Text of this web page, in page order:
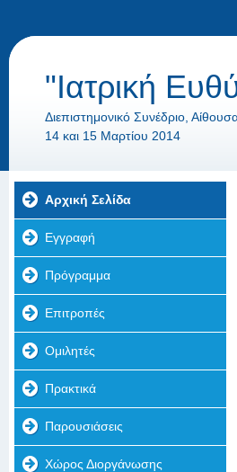
"Ιατρική
Διεπιστημονικό Συνέδριο,
14 και 15 Μαρτίου 2014
Αρχική Σελίδα
Εγγραφή
Πρόγραμμα
Επιτροπές
Ομιλητές
Πρακτικά
Παρουσιάσεις
Χώρος Διοργάνωσης